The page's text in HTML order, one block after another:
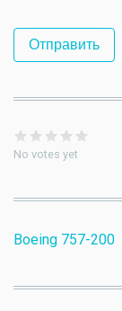
No votes yet
Boeing 757-200